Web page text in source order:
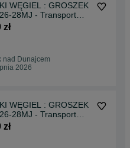
WĘGIEL : GROSZEK
28MJ - Transport
!
zł
nad Dunajcem
2026
WĘGIEL : GROSZEK
28MJ - Transport
!!!
zł